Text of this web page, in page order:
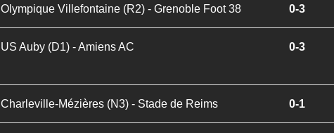
Olympique Villefontaine (R2) - Grenoble Foot 38 0-3
US Auby (D1) - Amiens AC 0-3
Charleville-Mézières (N3) - Stade de Reims 0-1